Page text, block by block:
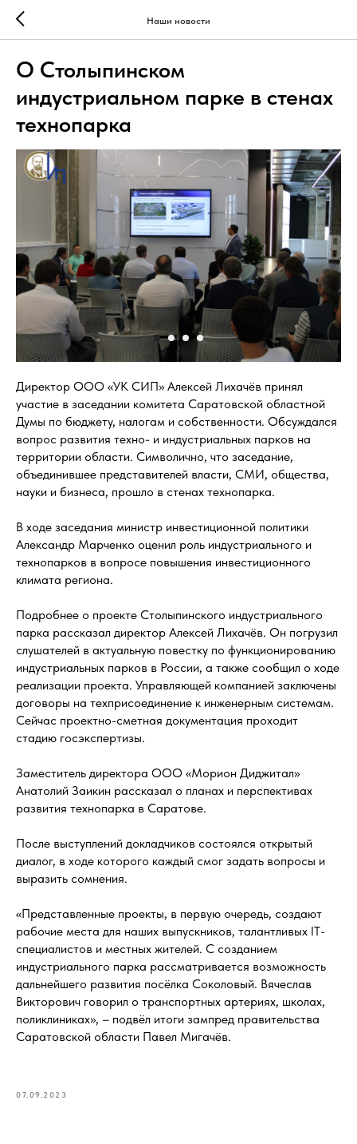
Наши новости
О Столыпинском
индустриальном парке в стенах
технопарка
Директор ООО «УК СИП» Алексей Лихачёв принял
участие в заседании комитета Саратовской областной
Думы по бюджету, налогам и собственности. Обсуждался
вопрос развития техно- и индустриальных парков на
территории области. Символично, что заседание,
объединившее представителей власти, СМИ, общества,
науки и бизнеса, прошло в стенах технопарка.
В ходе заседания министр инвестиционной политики
Александр Марченко оценил роль индустриального и
технопарков в вопросе повышения инвестиционного
климата региона.
Подробнее о проекте Столыпинского индустриального
парка рассказал директор Алексей Лихачёв. Он погрузил
слушателей в актуальную повестку по функционированию
индустриальных парков в России, а также сообщил о ходе
реализации проекта. Управляющей компанией заключены
договоры на техприсоединение к инженерным системам.
Сейчас проектно-сметная документация проходит
стадию госэкспертизы.
Заместитель директора ООО «Морион Диджитал»
Анатолий Заикин рассказал о планах и перспективах
развития технопарка в Саратове.
После выступлений докладчиков состоялся открытый
диалог, в ходе которого каждый смог задать вопросы и
выразить сомнения.
«Представленные проекты, в первую очередь, создают
рабочие места для наших выпускников, талантливых IT-
специалистов и местных жителей. С созданием
индустриального парка рассматривается возможность
дальнейшего развития посёлка Соколовый. Вячеслав
Викторович говорил о транспортных артериях, школах,
поликлиниках», – подвёл итоги зампред правительства
Саратовской области Павел Мигачëв.
07.09.2023